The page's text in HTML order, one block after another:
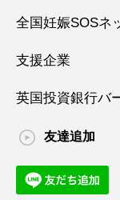
全国妊娠SOSネ
支援企業
英国投資銀行バ
友達追加